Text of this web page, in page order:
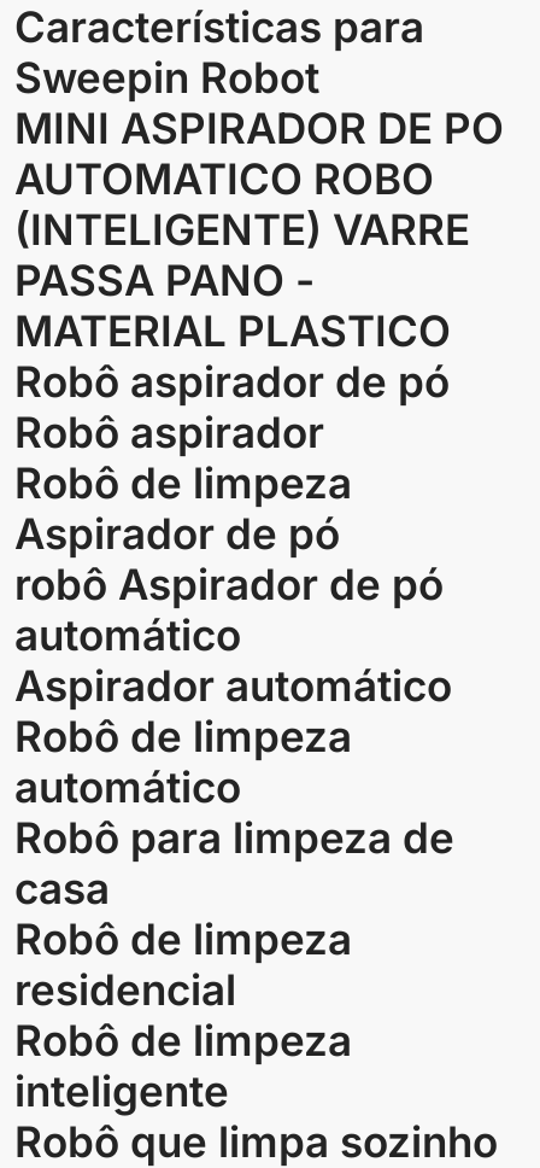
Características para
Sweepin Robot
MINI ASPIRADOR DE PO
AUTOMATICO ROBO
(INTELIGENTE) VARRE
PASSA PANO -
MATERIAL PLASTICO
Robô aspirador de pó
Robô aspirador
Robô de limpeza
Aspirador de pó
robô Aspirador de pó
automático
Aspirador automático
Robô de limpeza
automático
Robô para limpeza de
casa
Robô de limpeza
residencial
Robô de limpeza
inteligente
Robô que limpa sozinho